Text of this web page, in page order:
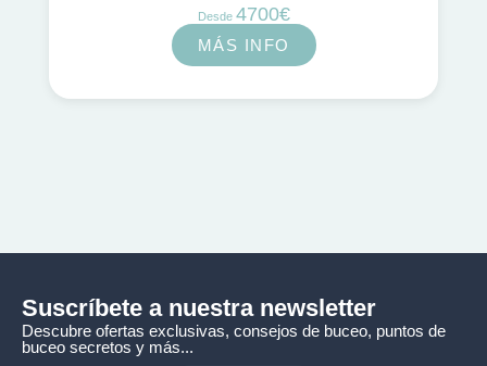
Desde 4700€
MÁS INFO
Suscríbete a nuestra newsletter
Descubre ofertas exclusivas, consejos de buceo, puntos de
buceo secretos y más...